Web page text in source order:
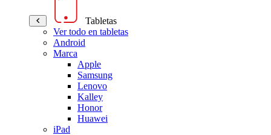
Tabletas
Ver todo en tabletas
Android
Marca
Apple
Samsung
Lenovo
Kalley
Honor
Huawei
iPad